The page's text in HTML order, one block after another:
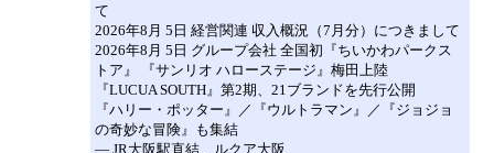
て
2026年8月 5日 経営関連 収入概況（7月分）につきまして
2026年8月 5日 グループ会社 全国初『ちいかわパークス
トア』 『サンリオ ハローステージ』梅田上陸
『LUCUA SOUTH』第2期、21ブランドを先行公開
『ハリー・ポッター』／『ウルトラマン』／『ジョジョ
の奇妙な冒険』も集結
― JR大阪駅直結、ルクア大阪